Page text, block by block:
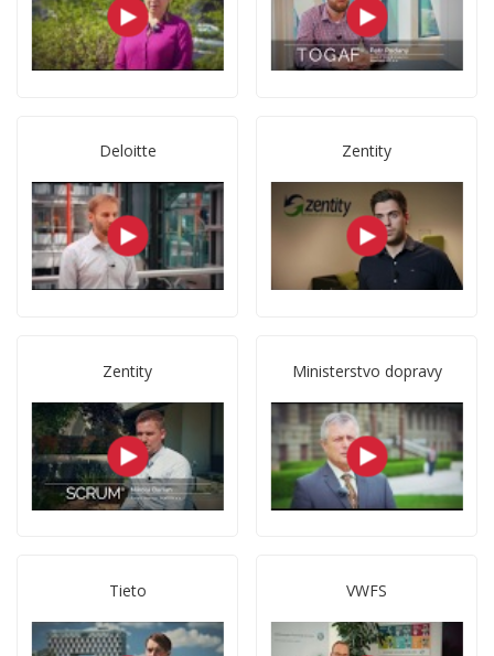
Deloitte Zentity
Zentity Ministerstvo dopravy
Tieto VWFS